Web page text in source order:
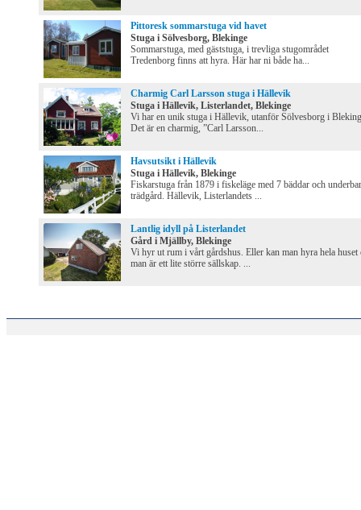
Pittoresk sommarstuga vid havet
Stuga i Sölvesborg, Blekinge
Sommarstuga, med gäststuga, i trevliga stugområdet
Tredenborg finns att hyra. Här har ni både ha...
Charmig Carl Larsson stuga i Hällevik
Stuga i Hällevik, Listerlandet, Blekinge
Vi har en unik stuga i Hällevik, utanför Sölvesborg i
Det är en charmig, ”Carl Larsson...
Havsutsikt i Hällevik
Stuga i Hällevik, Blekinge
Fiskarstuga från 1879 i fiskeläge med 7 bäddar och underbar
trädgård. Hällevik, Listerlandets ...
Lantlig idyll på Listerlandet
Gård i Mjällby, Blekinge
Vi hyr ut rum i vårt gårdshus. Eller kan man hyra hela huset
man är ett lite större sällskap. ...